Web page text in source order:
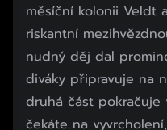
měsíční kolonii Veldt
riskantní
nudný děj dal
diváky připravuje na
druhá část pokračuje
čekáte na